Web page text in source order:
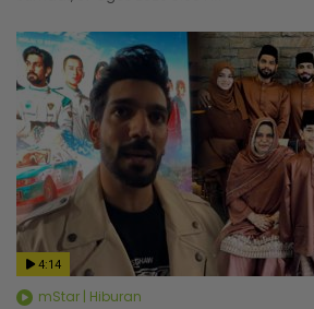
4:14
mStar | Hiburan